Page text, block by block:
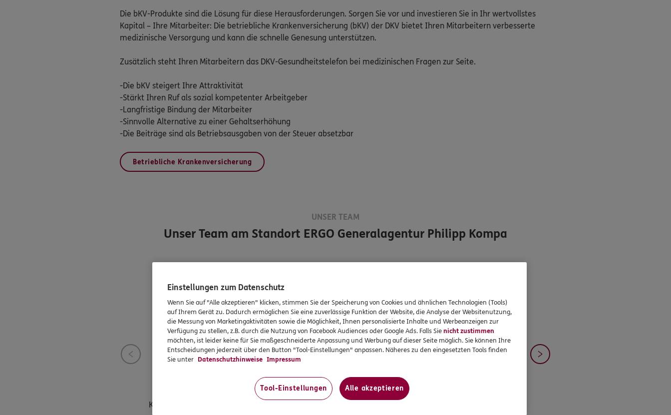
Die bKV-Produkte sind die Lösung für diese Herausforderungen. Sorgen Sie vor und investieren Sie in Ihr wertvollstes
Kapital – Ihre Mitarbeiter: Die betriebliche Krankenversicherung (bKV) der DKV bietet Ihren Mitarbeitern verbesserte
medizinische Versorgung und kann die schnelle Genesung unterstützen.
Zusätzlich steht Ihren Mitarbeitern das DKV-Gesundheitstelefon bei medizinischen Fragen zur Seite.
-Die bKV steigert Ihre Attraktivität
-Stärkt Ihren Ruf als sozial kompetenter Arbeitgeber
-Langfristige Bindung der Mitarbeiter
-Sinnvolle Alternative zu einer Gehaltserhöhung
-Die Beiträge sind als Betriebsausgaben von der Steuer absetzbar
Betriebliche Krankenversicherung
UNSER TEAM
Unser Team am Standort ERGO Generalagentur Philipp Kompa
Kaufmann für Versicherungen &
Dietmar Kompa
Einstellungen zum Datenschutz
Wenn Sie auf "Alle akzeptieren" klicken, stimmen Sie der Speicherung von Cookies und ähnlichen Technologien (Tools)
auf Ihrem Gerät zu. Dadurch ermöglichen Sie eine zuverlässige Funktion der Website, die Analyse der Websitenutzung,
die Messung von Marketingaktivitäten sowie die Möglichkeit, Ihnen personalisierte Inhalte und Werbeanzeigen zur
Verfügung zu stellen, z.B. durch die Nutzung von Facebook Audiences oder Google Ads. Falls Sienicht zustimmen
möchten, ist leider keine für Sie maßgeschneiderte Anpassung und Werbung auf dieser Seite möglich. Sie können Ihre
Entscheidungen jederzeit über den Button "Tool-Einstellungen" anpassen. Näheres zu den eingesetzten Tools finden
Sie unter Datenschutzhinweise Impressum
Tool-Einstellungen Alle akzeptieren